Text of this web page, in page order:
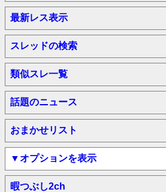
最新レス表示
スレッドの検索
類似スレ一覧
話題のニュース
おまかせリスト
▼オプションを表示
暇つぶし2ch